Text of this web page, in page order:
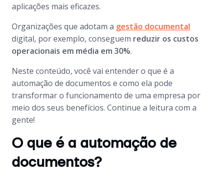
aplicações mais eficazes.
Organizações que adotam a gestão documental
digital, por exemplo, conseguem reduzir os custos
operacionais em média em 30%.
Neste conteúdo, você vai entender o que é a
automação de documentos e como ela pode
transformar o funcionamento de uma empresa por
meio dos seus benefícios. Continue a leitura com a
gente!
O que é a automação de
documentos?